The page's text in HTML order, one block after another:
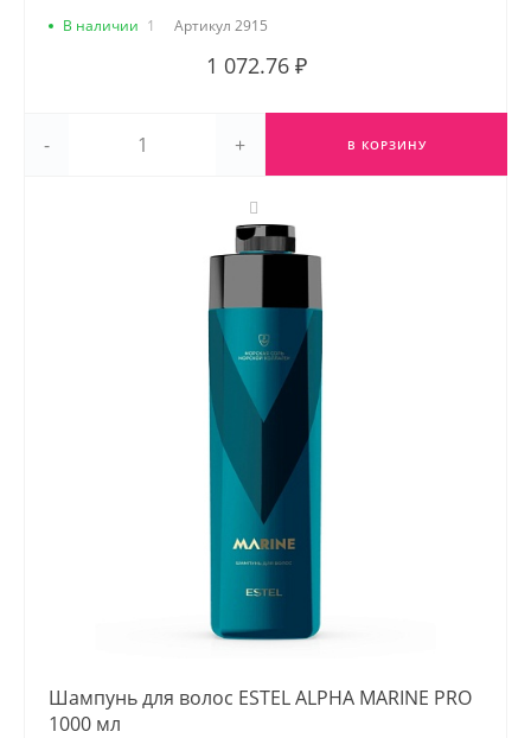
В наличии 1 Артикул 2915
1 072.76 ₽
- + В КОРЗИНУ
Шампунь для волос ESTEL ALPHA MARINE PRO
1000 мл